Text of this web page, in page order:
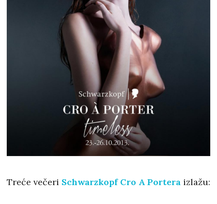
Treće večeri Schwarzkopf Cro A Portera izlažu: